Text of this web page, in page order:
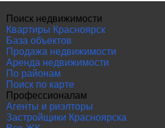
Поиск недвижимости
Квартиры Красноярск
База объектов
Продажа недвижимости
Аренда недвижимости
По районам
Поиск по карте
Профессионалам
Агенты и риэлторы
Застройщики Красноярска